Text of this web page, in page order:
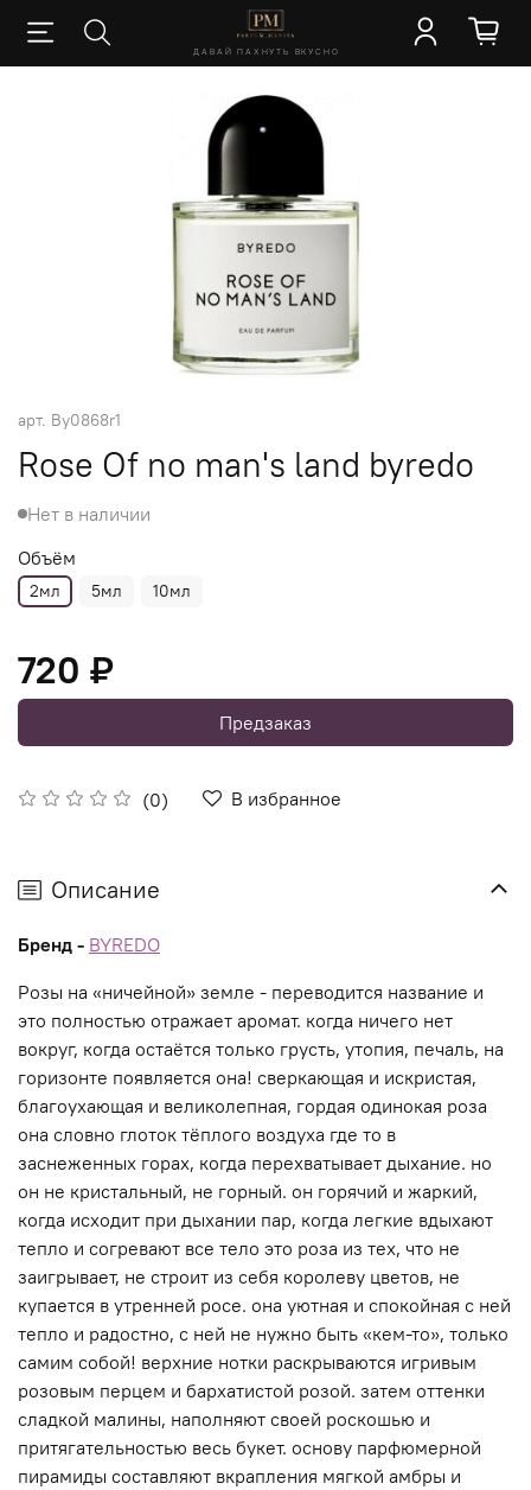
ДАВАЙ ПАХНУТЬ ВКУСНО
арт. By0868r1
Rose Of no man's land byredo
(0) В избранное
Нет в наличии
Объём
2мл 5мл 10мл
720 ₽
Предзаказ
Описание
Бренд - BYREDO
Розы на «ничейной» земле - переводится название и
это полностью отражает аромат. когда ничего нет
вокруг, когда остаётся только грусть, утопия, печаль, на
горизонте появляется она! сверкающая и искристая,
благоухающая и великолепная, гордая одинокая роза
она словно глоток тёплого воздуха где то в
заснеженных горах, когда перехватывает дыхание. но
он не кристальный, не горный. он горячий и жаркий,
когда исходит при дыхании пар, когда легкие вдыхают
тепло и согревают все тело это роза из тех, что не
заигрывает, не строит из себя королеву цветов, не
купается в утренней росе. она уютная и спокойная с ней
тепло и радостно, с ней не нужно быть «кем-то», только
самим собой! верхние нотки раскрываются игривым
розовым перцем и бархатистой розой. затем оттенки
сладкой малины, наполняют своей роскошью и
притягательностью весь букет. основу парфюмерной
пирамиды составляют вкрапления мягкой амбры и